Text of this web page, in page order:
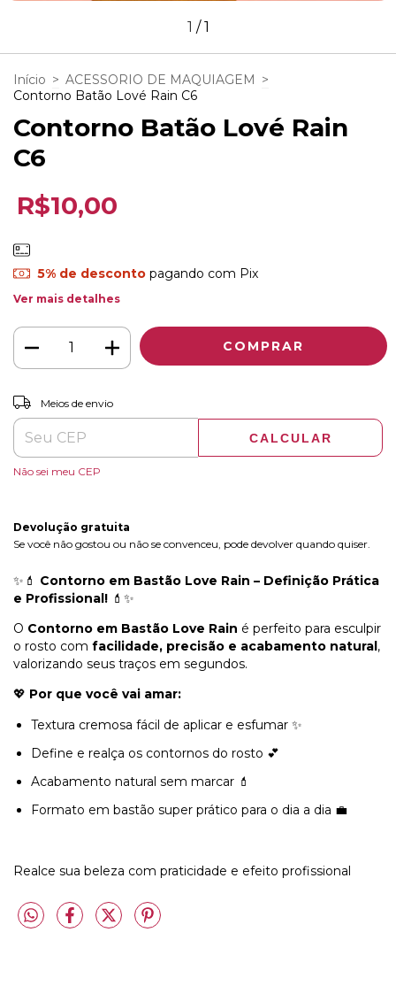
1 /1
Início > ACESSORIO DE MAQUIAGEM >
Contorno Batão Lové Rain C6
Contorno Batão Lové Rain
C6
R$10,00
5% de descontopagando com Pix
Ver mais detalhes
Entregas para o CEP:
Meios de envio
CALCULAR
Não sei meu CEP
Devolução gratuita
Se você não gostou ou não se convenceu, pode devolver quando quiser.
✨💄 Contorno em Bastão Love Rain – Definição Prática
e Profissional! 💄✨
O Contorno em Bastão Love Rain é perfeito para esculpir
o rosto com facilidade, precisão e acabamento natural ,
valorizando seus traços em segundos.
💖 Por que você vai amar:
Textura cremosa fácil de aplicar e esfumar ✨
Define e realça os contornos do rosto 💕
Acabamento natural sem marcar 💄
Formato em bastão super prático para o dia a dia 💼
Realce sua beleza com praticidade e efeito profissional